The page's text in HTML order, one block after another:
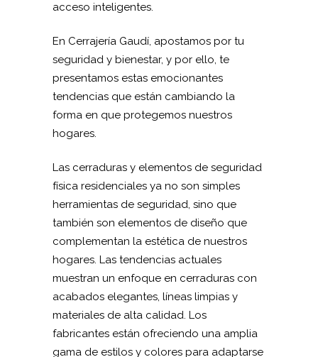
acceso inteligentes.
En Cerrajería Gaudí, apostamos por tu
seguridad y bienestar, y por ello, te
presentamos estas emocionantes
tendencias que están cambiando la
forma en que protegemos nuestros
hogares.
Las cerraduras y elementos de seguridad
física residenciales ya no son simples
herramientas de seguridad, sino que
también son elementos de diseño que
complementan la estética de nuestros
hogares. Las tendencias actuales
muestran un enfoque en cerraduras con
acabados elegantes, líneas limpias y
materiales de alta calidad. Los
fabricantes están ofreciendo una amplia
gama de estilos y colores para adaptarse